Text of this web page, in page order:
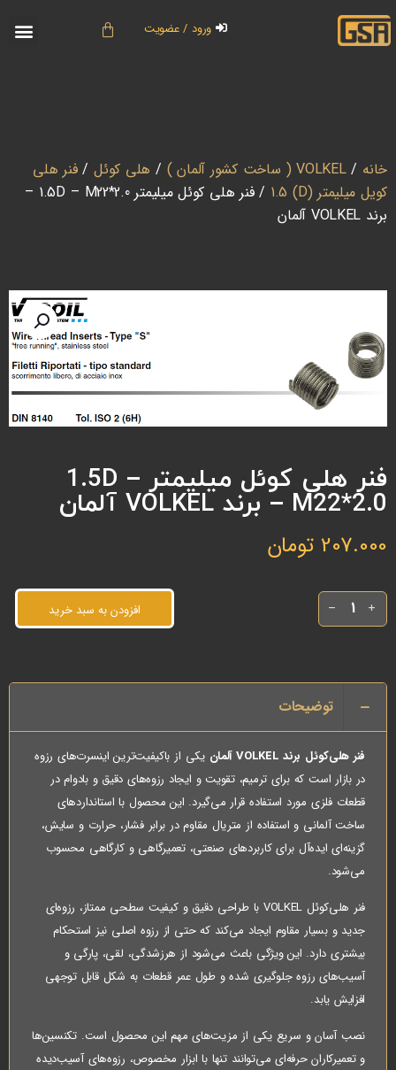
ورود / عضویت
خانه /VOLKEL ( ساخت کشور آلمان ) / هلی کوئل/فنر هلی
کویل میلیمتر (D) 1.5
/ فنر هلی کوئل میلیمتر 1.5D – M22*2.0 –
برند VOLKEL آلمان
فنر هلی کوئل میلیمتر 1.5D –
M22*2.0 – برند VOLKEL آلمان
207.000 تومان
افزودن به سبد خرید
توضیحات
فنر هلی‌کوئل برند VOLKEL آلمان
یکی از باکیفیت‌ترین اینسرت‌های رزوه
در بازار است که برای ترمیم، تقویت و ایجاد رزوه‌های دقیق و بادوام در
قطعات فلزی مورد استفاده قرار می‌گیرد. این محصول با استانداردهای
ساخت آلمانی و استفاده از متریال مقاوم در برابر فشار، حرارت و سایش،
گزینه‌ای ایده‌آل برای کاربردهای صنعتی، تعمیرگاهی و کارگاهی محسوب
می‌شود.
فنر هلی‌کوئل VOLKEL با طراحی دقیق و کیفیت سطحی ممتاز، رزوه‌ای
جدید و بسیار مقاوم ایجاد می‌کند که حتی از رزوه اصلی نیز استحکام
بیشتری دارد. این ویژگی باعث می‌شود از هرزشدگی، لقی، پارگی و
آسیب‌های رزوه جلوگیری شده و طول عمر قطعات به شکل قابل توجهی
افزایش یابد.
نصب آسان و سریع یکی از مزیت‌های مهم این محصول است. تکنسین‌ها
و تعمیرکاران حرفه‌ای می‌توانند تنها با ابزار مخصوص، رزوه‌های آسیب‌دیده